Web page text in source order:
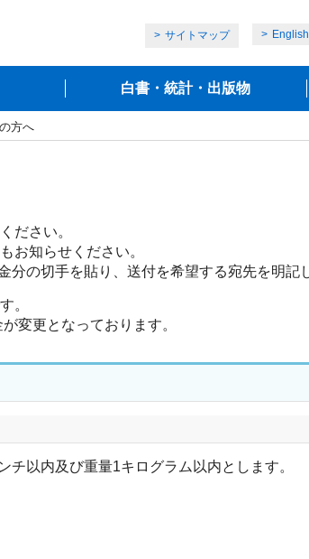
サイトマップ English
白書・統計・出版物
方へ
ださい。
お知らせください。
。
変更となっております。
以内及び重量1キログラム以内とします。